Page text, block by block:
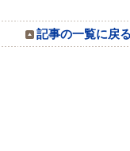
記事の一覧に戻